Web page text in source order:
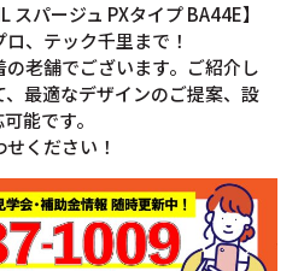
パージュ PXタイプ BA44E】
、テック千里まで！
老舗でございます。ご紹介し
最適なデザインのご提案、設
能です。
ください！